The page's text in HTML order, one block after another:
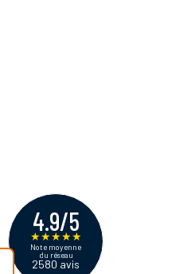
4.9/5
★★★★★
Note moyenne
du réseau
2580 avis